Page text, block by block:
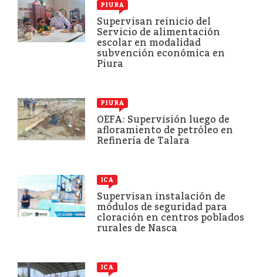
PIURA
Supervisan reinicio del
Servicio de alimentación
escolar en modalidad
subvención económica en
Piura
PIURA
OEFA: Supervisión luego de
afloramiento de petróleo en
Refinería de Talara
ICA
Supervisan instalación de
módulos de seguridad para
cloración en centros poblados
rurales de Nasca
ICA